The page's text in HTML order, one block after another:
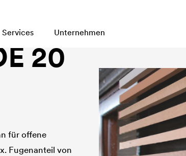
Services Unternehmen
20
für offene
Fugenanteil von